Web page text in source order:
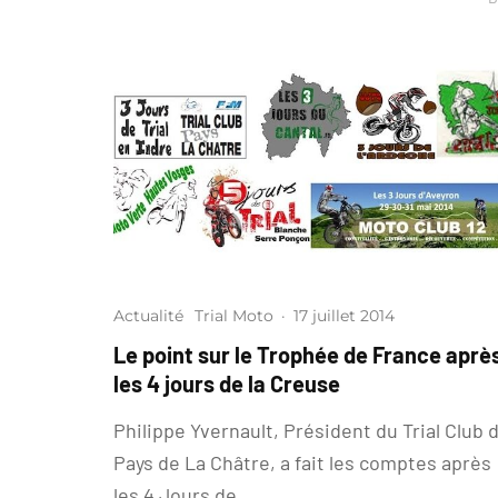
Actualité Trial Moto · 17 juillet 2014
Le point sur le Trophée de France
les 4 jours de la Creuse
Philippe Yvernault, Président du Trial Club
Pays de La Châtre, a fait les comptes après